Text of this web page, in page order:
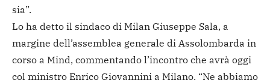
sia”.
Lo ha detto il sindaco di Milan Giuseppe Sala, a
margine dell’assemblea generale di Assolombarda in
corso a Mind, commentando l’incontro che avrà oggi
col ministro Enrico Giovannini a Milano. “Ne abbiamo